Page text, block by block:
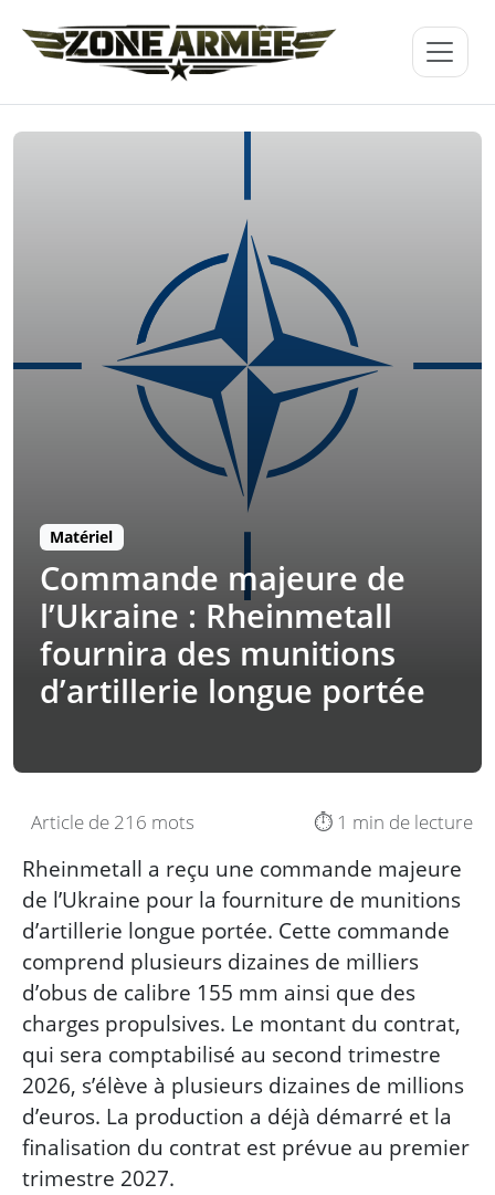
Matériel
Commande majeure de
l’Ukraine : Rheinmetall
fournira des munitions
d’artillerie longue portée
Article de 216 mots ⏱️ 1 min de lecture
Rheinmetall a reçu une commande majeure
de l’Ukraine pour la fourniture de munitions
d’artillerie longue portée. Cette commande
comprend plusieurs dizaines de milliers
d’obus de calibre 155 mm ainsi que des
charges propulsives. Le montant du contrat,
qui sera comptabilisé au second trimestre
2026, s’élève à plusieurs dizaines de millions
d’euros. La production a déjà démarré et la
finalisation du contrat est prévue au premier
trimestre 2027.